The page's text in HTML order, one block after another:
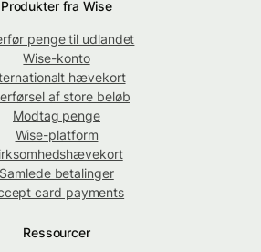
Produkter fra Wise
penge til udlandet
Wise-konto
hævekort
af store beløb
Modtag penge
Wise-platform
Samlede betalinger
card payments
Ressourcer